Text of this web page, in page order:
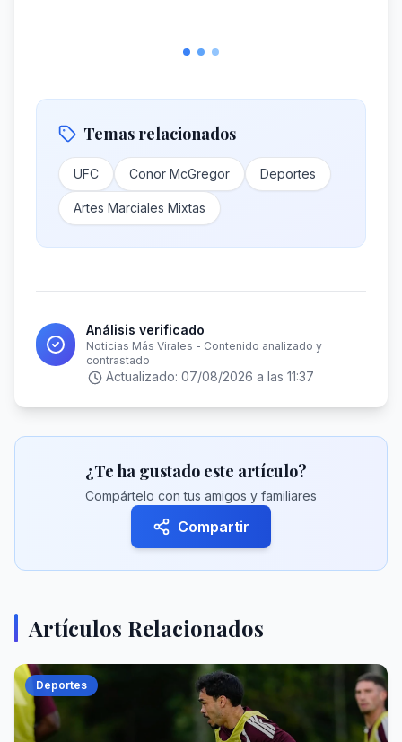
Temas relacionados
UFC Conor McGregor Deportes
Artes Marciales Mixtas
Análisis verificado
Noticias Más Virales - Contenido analizado y
contrastado
Actualizado: 07/08/2026 a las 11:37
¿Te ha gustado este artículo?
Compártelo con tus amigos y familiares
Compartir
Artículos Relacionados
Deportes